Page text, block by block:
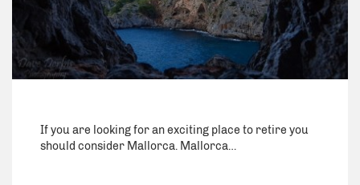
If you are looking for an exciting place to retire you
should consider Mallorca. Mallorca…